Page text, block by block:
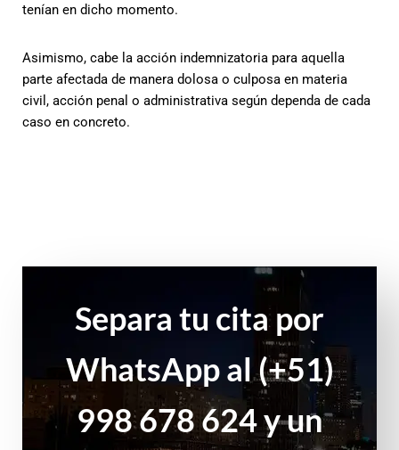
tenían en dicho momento.
Asimismo, cabe la acción indemnizatoria para aquella
parte afectada de manera dolosa o culposa en materia
civil, acción penal o administrativa según dependa de cada
caso en concreto.
Separa tu cita por
WhatsApp al (+51)
998 678 624 y un